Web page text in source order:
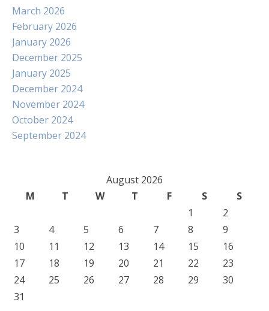
March 2026
February 2026
January 2026
December 2025
January 2025
December 2024
November 2024
October 2024
September 2024
August 2026
M
T W T F S
S
1
2
3
4 5 6 7 8
9
10
11 12 13 14 15
16
17
18 19 20 21 22
23
24
25 26 27 28 29
30
31